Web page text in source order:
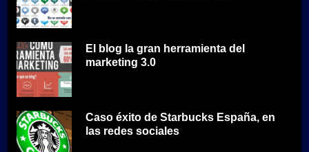
El blog la gran herramienta del
marketing 3.0
Caso éxito de Starbucks España, en
las redes sociales